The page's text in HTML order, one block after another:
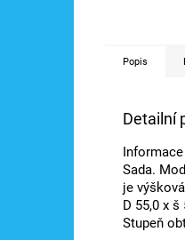
Popis
Detailní
Sada.
je
D 55,0 x š
Stupeň